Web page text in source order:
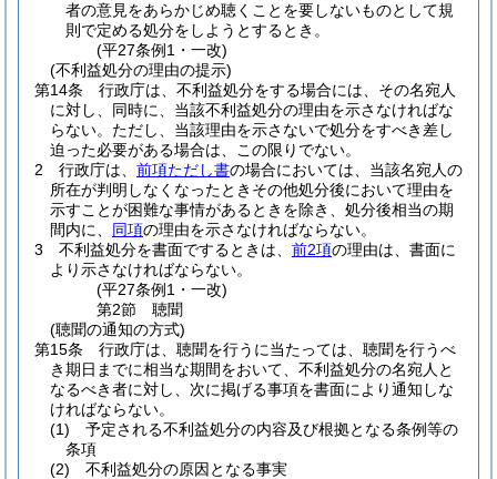
者の意見をあらかじめ聴くことを要しないものとして規
則で定める処分をしようとするとき。
(平27条例1・一改)
(不利益処分の理由の提示)
第14条
行政庁は、不利益処分をする場合には、その名宛人
に対し、同時に、当該不利益処分の理由を示さなければな
らない。 ただし、当該理由を示さないで処分をすべき差し
迫った必要がある場合は、この限りでない。
2
行政庁は、 前項ただし書の場合においては、当該名宛人の
所在が判明しなくなったときその他処分後において理由を
示すことが困難な事情があるときを除き、処分後相当の期
間内に、 同項の理由を示さなければならない。
3
不利益処分を書面でするときは、 前2項の理由は、書面に
より示さなければならない。
(平27条例1・一改)
第2節
聴聞
(聴聞の通知の方式)
第15条
行政庁は、聴聞を行うに当たっては、聴聞を行うべ
き期日までに相当な期間をおいて、不利益処分の名宛人と
なるべき者に対し、次に掲げる事項を書面により通知しな
ければならない。
(1)
予定される不利益処分の内容及び根拠となる条例等の
条項
(2)
不利益処分の原因となる事実